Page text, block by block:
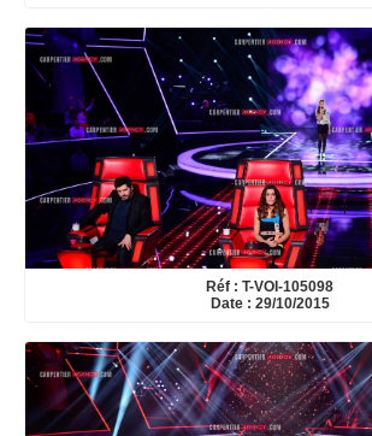
Réf : T-VOI-105098
Date : 29/10/2015